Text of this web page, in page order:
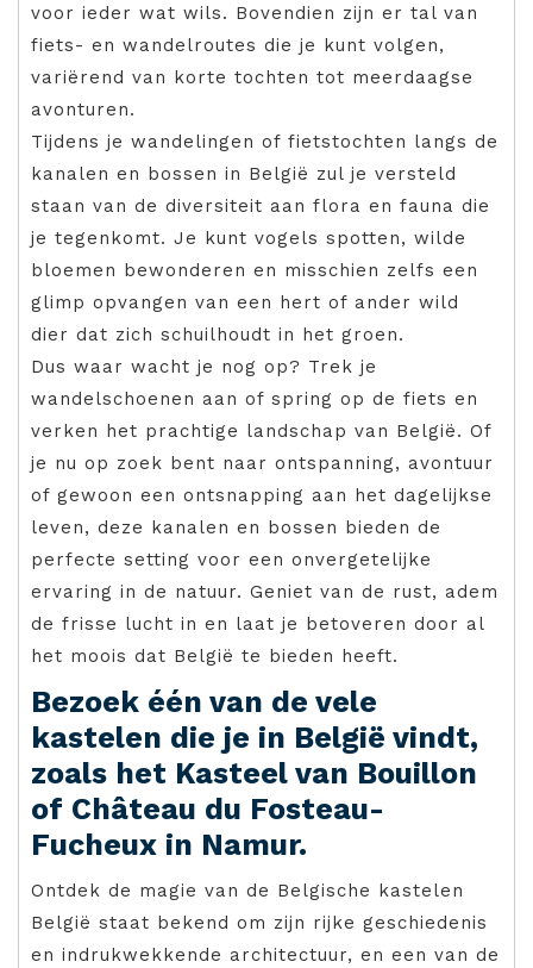
voor ieder wat wils. Bovendien zijn er tal van
fiets- en wandelroutes die je kunt volgen,
variërend van korte tochten tot meerdaagse
avonturen.
Tijdens je wandelingen of fietstochten langs de
kanalen en bossen in België zul je versteld
staan van de diversiteit aan flora en fauna die
je tegenkomt. Je kunt vogels spotten, wilde
bloemen bewonderen en misschien zelfs een
glimp opvangen van een hert of ander wild
dier dat zich schuilhoudt in het groen.
Dus waar wacht je nog op? Trek je
wandelschoenen aan of spring op de fiets en
verken het prachtige landschap van België. Of
je nu op zoek bent naar ontspanning, avontuur
of gewoon een ontsnapping aan het dagelijkse
leven, deze kanalen en bossen bieden de
perfecte setting voor een onvergetelijke
ervaring in de natuur. Geniet van de rust, adem
de frisse lucht in en laat je betoveren door al
het moois dat België te bieden heeft.
Bezoek één van de vele
kastelen die je in België vindt,
zoals het Kasteel van Bouillon
of Château du Fosteau-
Fucheux in Namur.
Ontdek de magie van de Belgische kastelen
België staat bekend om zijn rijke geschiedenis
en indrukwekkende architectuur, en een van de